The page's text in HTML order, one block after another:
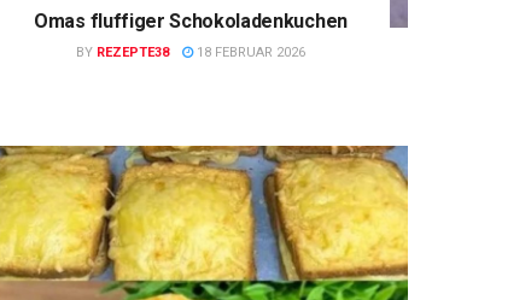
Omas fluffiger Schokoladenkuchen
BY REZEPTE38 18 FEBRUAR 2026